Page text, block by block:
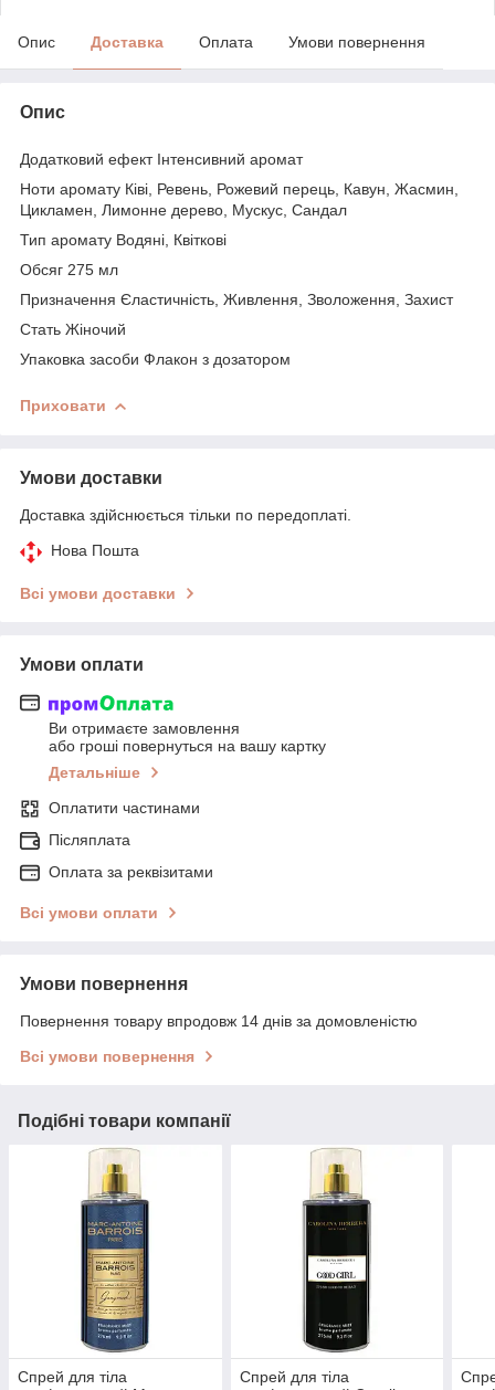
Опис Доставка Оплата Умови повернення
Опис
Додатковий ефект Інтенсивний аромат
Ноти аромату Ківі, Ревень, Рожевий перець, Кавун, Жасмин,
Цикламен, Лимонне дерево, Мускус, Сандал
Тип аромату Водяні, Квіткові
Обсяг 275 мл
Призначення Єластичність, Живлення, Зволоження, Захист
Стать Жіночий
Упаковка засоби Флакон з дозатором
Приховати
Умови доставки
Доставка здійснюється тільки по передоплаті.
Нова Пошта
Всі умови доставки
Умови оплати
Ви отримаєте замовлення
або гроші повернуться на вашу картку
Детальніше
Оплатити частинами
Післяплата
Оплата за реквізитами
Всі умови оплати
Умови повернення
Повернення товару впродовж 14 днів за домовленістю
Всі умови повернення
Подібні товари компанії
Спрей для тіла
Спрей для тіла